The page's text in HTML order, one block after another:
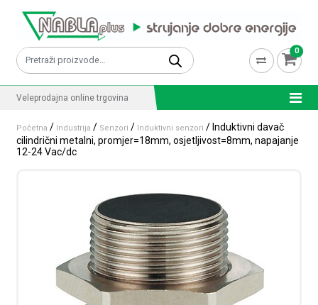
Pretraži: 0
Veleprodajna online trgovina
Početna / Industrija / Senzori / Induktivni senzori / Induktivni davač
cilindrični metalni, promjer=18mm, osjetljivost=8mm, napajanje
12-24 Vac/dc